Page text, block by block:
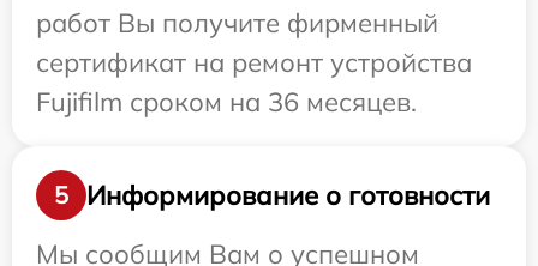
работ Вы получите фирменный
сертификат на ремонт устройства
Fujifilm сроком на 36 месяцев.
5
Информирование о готовности
Мы сообщим Вам о успешном